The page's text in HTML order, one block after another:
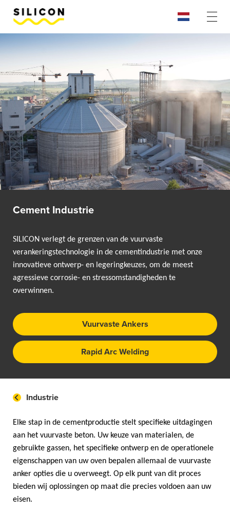
Cement Industrie
SILICON verlegt de grenzen van de vuurvaste
verankeringstechnologie in de cementindustrie met onze
innovatieve ontwerp- en legeringkeuzes, om de meest
agressieve corrosie- en stressomstandigheden te
overwinnen.
Vuurvaste Ankers
Rapid Arc Welding
Industrie
Elke stap in de cementproductie stelt specifieke uitdagingen
aan het vuurvaste beton. Uw keuze van materialen, de
gebruikte gassen, het specifieke ontwerp en de operationele
eigenschappen van uw oven bepalen allemaal de vuurvaste
anker opties die u overweegt. Op elk punt van dit proces
bieden wij oplossingen op maat die precies voldoen aan uw
eisen.